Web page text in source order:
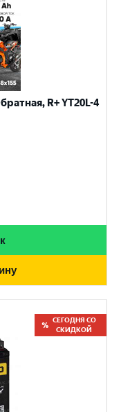
R+ YT20L-4
СЕГОДНЯ СО
СКИДКОЙ